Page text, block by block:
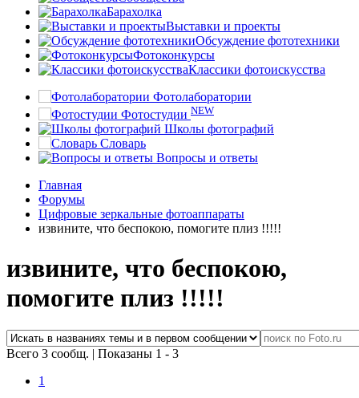
Барахолка
Выставки и проекты
Обсуждение фототехники
Фотоконкурсы
Классики фотоискусства
Фотолаборатории
Фотостудии NEW
Школы фотографий
Словарь
Вопросы и ответы
Главная
Форумы
Цифровые зеркальные фотоаппараты
извините, что беспокою, помогите плиз !!!!!
извините, что беспокою,
помогите плиз !!!!!
Всего 3 сообщ. | Показаны 1 - 3
1